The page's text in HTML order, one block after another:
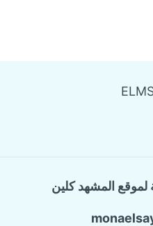
المشهد كلين